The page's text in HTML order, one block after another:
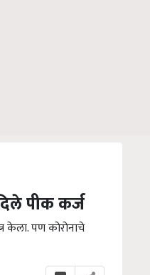
पीक कर्ज
केला. पण कोरोनाचे